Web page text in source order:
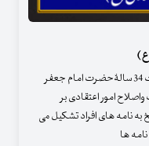
بخش مهمی از تلاش های فرهنگی روزگار امامت 34 سالۀحضرت امام جعفر
امور اعتقادی بر
نامه های افراد تشکیل می